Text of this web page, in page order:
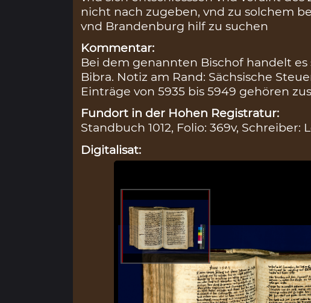
nicht nach zugeben, vnd zu solchem
vnd Brandenburg hilf zu suchen
Kommentar:
Bei dem genannten Bischof handelt es
Bibra. Notiz am Rand: Sächsische
Einträge von 5935 bis 5949 gehören
Fundort in der Hohen Registratur:
Standbuch 1012, Folio: 369v, Schreiber:
Digitalisat: